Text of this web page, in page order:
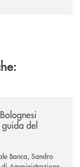
del
Banca, Sandro